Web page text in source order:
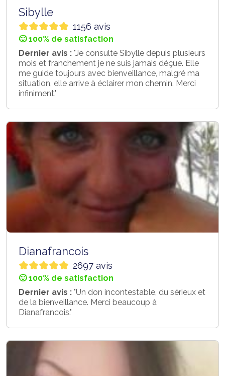
Sibylle
1156 avis
🙂 100% de satisfaction
Dernier avis : "Je consulte Sibylle depuis plusieurs
mois et franchement je ne suis jamais déçue. Elle
me guide toujours avec bienveillance, malgré ma
situation, elle arrive à éclairer mon chemin. Merci
infiniment."
Dianafrancois
2697 avis
🙂 100% de satisfaction
Dernier avis : "Un don incontestable, du sérieux et
de la bienveillance. Merci beaucoup à
Dianafrancois."